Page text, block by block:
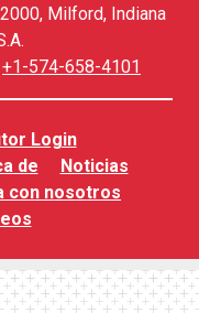
Milford, Indiana
+1-574-658-4101
Login
de
Noticias
con nosotros